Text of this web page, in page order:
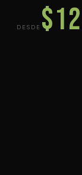
DESDE $12